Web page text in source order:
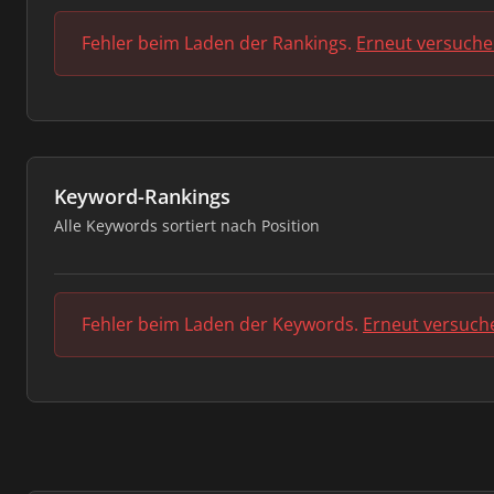
Fehler beim Laden der Rankings. Erneut
Keyword-Rankings
Alle Keywords sortiert nach Position
Fehler beim Laden der Keywords. Erneut